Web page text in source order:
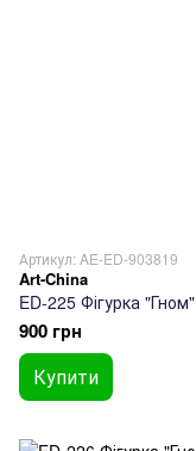
Артикул: AE-ED-903819
Art-China
ED-225 Фігурка "Гном"
900 грн
Купити